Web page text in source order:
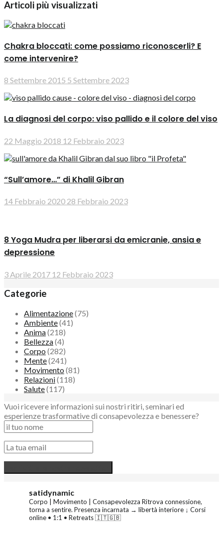
Articoli più visualizzati
Chakra bloccati: come possiamo riconoscerli? E
come intervenire?
8 Settembre 2015 5 Settembre 2023
La diagnosi del corpo: viso pallido e il colore del viso
22 Maggio 2018 12 Febbraio 2023
“Sull’amore…” di Khalil Gibran
14 Febbraio 2020 28 Febbraio 2023
8 Yoga Mudra per liberarsi da emicranie, ansia e
depressione
3 Aprile 2017 12 Febbraio 2023
Categorie
Alimentazione(75)
Ambiente(41)
Anima(218)
Bellezza(4)
Corpo (282)
Mente(241)
Movimento (81)
Relazioni(118)
Salute(117)
Vuoi ricevere informazioni sui nostri ritiri, seminari ed
esperienze trasformative di consapevolezza e benessere?
satidynamic
Corpo | Movimento | Consapevolezza Ritrova connessione,
torna a sentire. Presenza incarnata → libertà interiore ↓ Corsi
online • 1:1 • Retreats 🇮🇹🇬🇧